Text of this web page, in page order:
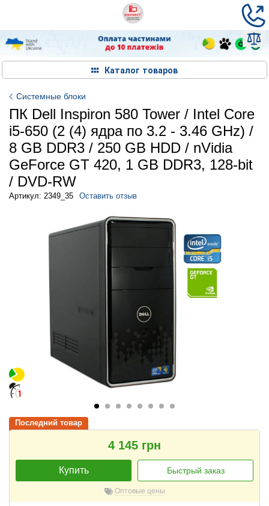
Каталог товаров
Системные блоки
ПК Dell Inspiron 580 Tower / Intel Core
i5-650 (2 (4) ядра по 3.2 - 3.46 GHz) /
8 GB DDR3 / 250 GB HDD / nVidia
GeForce GT 420, 1 GB DDR3, 128-bit
/ DVD-RW
Артикул: 2349_35 Оставить отзыв
Последний товар
4 145 грн
Купить Быстрый заказ
Оптовые цены